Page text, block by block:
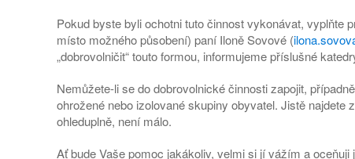
Pokud byste byli ochotni tuto činnost vykonávat, vyplňte
místo možného působení) paní Iloně Sovové (
„dobrovolničit“ touto formou, informujeme příslušné
Nemůžete-li se do dobrovolnické činnosti zapojit,
ohrožené nebo izolované skupiny obyvatel. Jistě najdete
ohleduplně, není málo.
Ať bude Vaše pomoc jakákoliv, velmi si jí vážím a